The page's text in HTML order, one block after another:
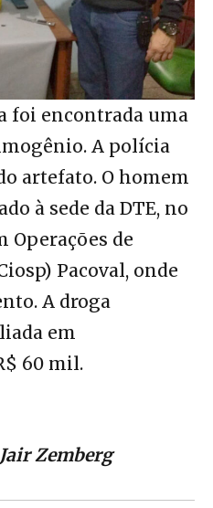
foi encontrada uma
A polícia
artefato. O homem
à sede da DTE, no
Operações de
Pacoval, onde
A droga
em
60 mil.
Zemberg